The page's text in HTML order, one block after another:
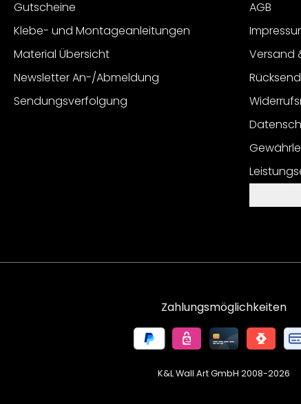
Gutscheine
Klebe- und Montageanleitungen
Material Übersicht
Newsletter An-/Abmeldung
Sendungsverfolgung
AGB
Versand
Zahlungsmöglichkeiten
K&L Wall Art GmbH 2008-2026